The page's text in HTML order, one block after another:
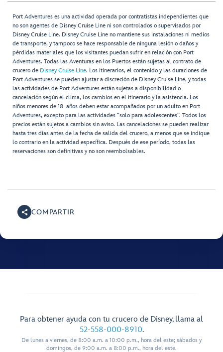
Port Adventures es una actividad operada por contratistas independientes que
no son agentes de Disney Cruise Line ni son controlados o supervisados por
Disney Cruise Line. Disney Cruise Line no mantiene sus instalaciones ni medios
de transporte, y tampoco se hace responsable de ninguna lesión o daños y
pérdidas materiales que los visitantes puedan sufrir en relación con Port
Adventures. Todas las Aventuras en los Puertos están sujetas al contrato de
crucero de Disney Cruise Line. Los itinerarios, el contenido y las duraciones de
Port Adventures se pueden ajustar a discreción de Disney Cruise Line, y todas
las actividades de Port Adventures están sujetas a disponibilidad o
cancelación según el clima, los cambios en el itinerario y la asistencia. Los
niños menores de 18 años deben estar acompañados por un adulto en Port
Adventures, excepto para las actividades “solo para adolescentes”. Todos los
precios están sujetos a cambios sin aviso. Las cancelaciones se pueden realizar
hasta tres días antes de la fecha de salida del crucero, a menos que se indique
lo contrario en la actividad específica. Después de ese período, todas las
reservaciones son definitivas y no son reembolsables.
COMPARTIR
Para obtener ayuda con tu crucero de Disney, llama al
52-558-000-8910.
De lunes a viernes, de 8:00 a.m. a 10:00 p.m., hora del este; sábados y
domingos, de 9:00 a.m. a 8:00 p.m., hora del este.